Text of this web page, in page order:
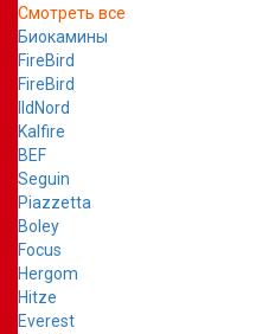
Смотреть все
Биокамины
FireBird
FireBird
IldNord
Kalfire
BEF
Seguin
Piazzetta
Boley
Focus
Hergom
Hitze
Everest